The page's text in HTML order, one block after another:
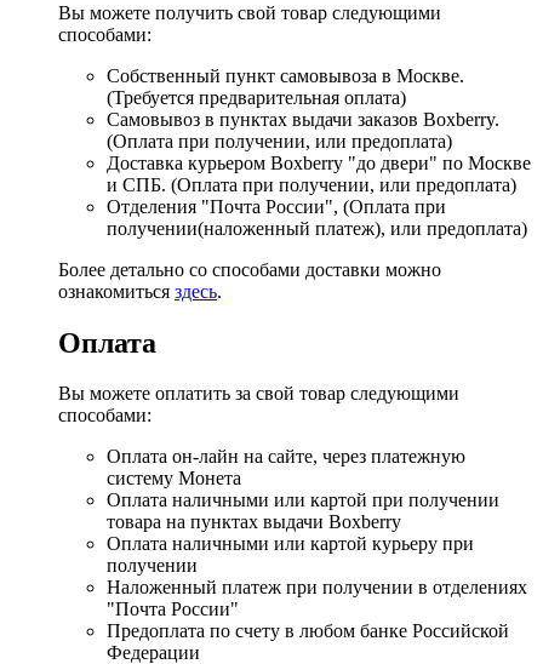
Вы можете получить свой товар следующими
способами:
Собственный пункт самовывоза в Москве.
(Требуется предварительная оплата)
Самовывоз в пунктах выдачи заказов Boxberry.
(Оплата при получении, или предоплата)
Доставка курьером Boxberry "до двери" по Москве
и СПБ. (Оплата при получении, или предоплата)
Отделения "Почта России", (Оплата при
получении(наложенный платеж), или предоплата)
Более детально со способами доставки можно
ознакомиться здесь.
Оплата
Вы можете оплатить за свой товар следующими
способами:
Оплата он-лайн на сайте, через платежную
систему Монета
Оплата наличными или картой при получении
товара на пунктах выдачи Boxberry
Оплата наличными или картой курьеру при
получении
Наложенный платеж при получении в отделениях
"Почта России"
Предоплата по счету в любом банке Российской
Федерации